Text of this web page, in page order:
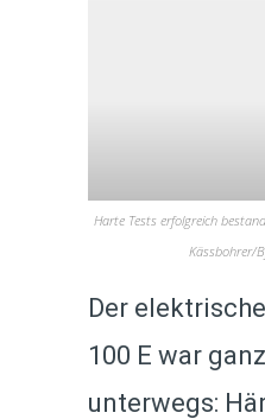
Harte Tests erfolgreich
Kässbohrer/
Der
100 E war
unterwegs: